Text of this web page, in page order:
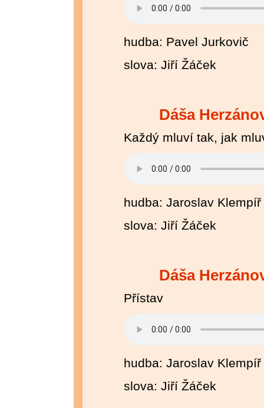
hudba: Pavel Jurkovič
slova: Jiří Žáček
Dáša
Každý mluví tak, jak
hudba: Jaroslav Klempíř
slova: Jiří Žáček
Dáša
Přístav
hudba: Jaroslav Klempíř
slova: Jiří Žáček